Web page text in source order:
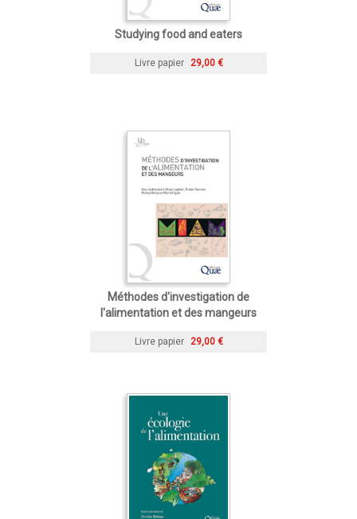
Studying food and eaters
Livre papier 29,00 €
Méthodes d'investigation de
l'alimentation et des mangeurs
Livre papier 29,00 €